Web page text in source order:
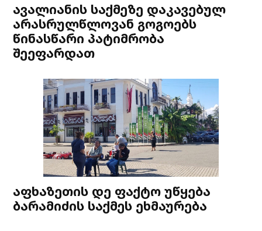
ავალიანის საქმეზე დაკავებულ
არასრულწლოვან გოგოებს
წინასწარი პატიმრობა
შეეფარდათ
აფხაზეთის დე ფაქტო უწყება
ბარამიძის საქმეს ეხმაურება